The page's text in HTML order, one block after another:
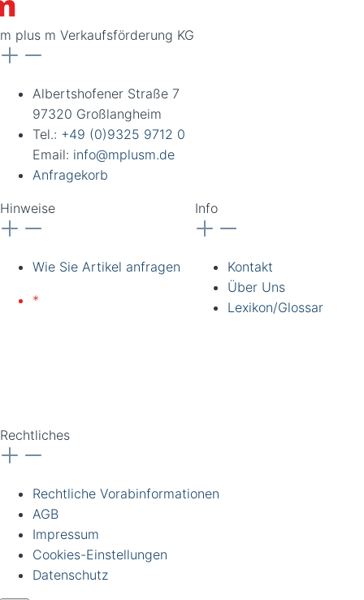
m plus m Verkaufsförderung KG
Albertshofener Straße 7
97320 Großlangheim
Tel.: +49 (0)9325 9712 0
Email: info@mplusm.de
Anfragekorb
Hinweise
Wie Sie Artikel anfragen
*
Info
Kontakt
Über Uns
Lexikon/Glossar
Rechtliches
Rechtliche Vorabinformationen
AGB
Impressum
Cookies-Einstellungen
Datenschutz